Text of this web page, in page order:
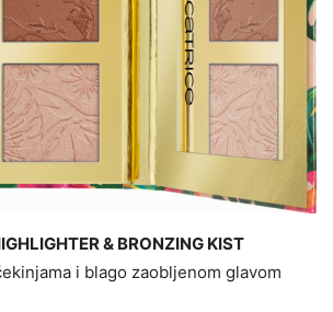
& BRONZING KIST
i blago zaobljenom glavom